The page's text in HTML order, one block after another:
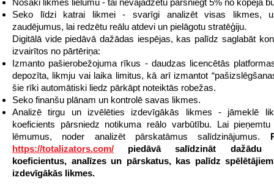
Nosaki likmes lielumu - tai nevajadzētu pārsniegt 5% no kopējā
Seko līdzi katrai likmei - svarīgi analizēt visas likmes,
zaudējumus, lai redzētu reālu atdevi un pielāgotu stratēģiju.
Digitālā vide piedāvā dažādas iespējas, kas palīdz saglabāt
izvairītos no pārtēriņa:
Izmanto pašierobežojuma rīkus - daudzas licencētās
depozīta, likmju vai laika limitus, kā arī izmantot
šie rīki automātiski liedz pārkāpt noteiktās robežas.
Seko finanšu plānam un kontrolē savas likmes.
Analizē tirgu un izvēlēties izdevīgākās likmes - jāmeklē
koeficients pārsniedz notikuma reālo varbūtību. Lai pieņemtu
lēmumus, noder analizēt pārskatāmus salīdzinājumus.
https://totalizators.com/ piedāvā salīdzināt dažādu
koeficientus, analīzes un pārskatus, kas palīdz
izdevīgākās likmes.